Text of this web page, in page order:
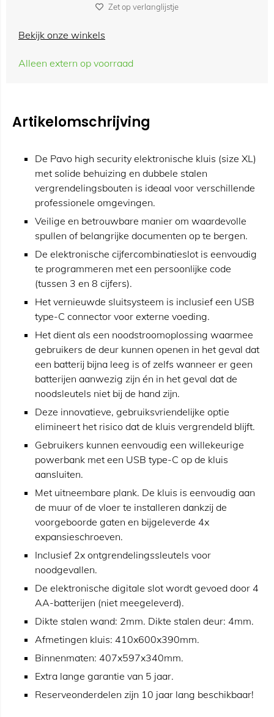
Zet op verlanglijstje
Bekijk onze winkels
Alleen extern op voorraad
Artikelomschrijving
De Pavo high security elektronische kluis (size XL)
met solide behuizing en dubbele stalen
vergrendelingsbouten is ideaal voor verschillende
professionele omgevingen.
Veilige en betrouwbare manier om waardevolle
spullen of belangrijke documenten op te bergen.
De elektronische cijfercombinatieslot is eenvoudig
te programmeren met een persoonlijke code
(tussen 3 en 8 cijfers).
Het vernieuwde sluitsysteem is inclusief een USB
type-C connector voor externe voeding.
Het dient als een noodstroomoplossing waarmee
gebruikers de deur kunnen openen in het geval dat
een batterij bijna leeg is of zelfs wanneer er geen
batterijen aanwezig zijn én in het geval dat de
noodsleutels niet bij de hand zijn.
Deze innovatieve, gebruiksvriendelijke optie
elimineert het risico dat de kluis vergrendeld blijft.
Gebruikers kunnen eenvoudig een willekeurige
powerbank met een USB type-C op de kluis
aansluiten.
Met uitneembare plank. De kluis is eenvoudig aan
de muur of de vloer te installeren dankzij de
voorgeboorde gaten en bijgeleverde 4x
expansieschroeven.
Inclusief 2x ontgrendelingssleutels voor
noodgevallen.
De elektronische digitale slot wordt gevoed door 4
AA-batterijen (niet meegeleverd).
Dikte stalen wand: 2mm. Dikte stalen deur: 4mm.
Afmetingen kluis: 410x600x390mm.
Binnenmaten: 407x597x340mm.
Extra lange garantie van 5 jaar.
Reserveonderdelen zijn 10 jaar lang beschikbaar!